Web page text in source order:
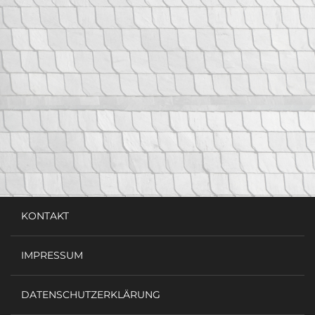
KONTAKT
IMPRESSUM
DATENSCHUTZERKLÄRUNG